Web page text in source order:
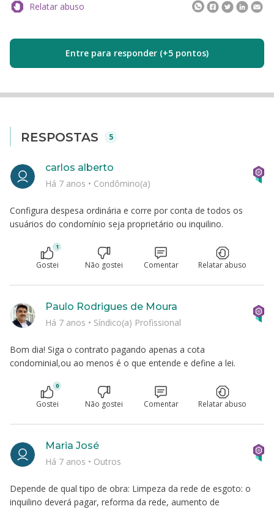
Relatar abuso
Entre para responder (+5 pontos)
RESPOSTAS 5
Configura despesa ordinária e corre por conta de todos os
usuários do condomínio seja proprietário ou inquilino.
carlos alberto
Há 7 anos • Condômino(a)
1
Gostei Não gostei Comentar Relatar abuso
Bom dia! Siga o contrato pagando apenas a cota
condominial,ou ao menos é o que entende e define a lei.
Paulo Rodrigues de Moura
Há 7 anos • Síndico(a) Profissional
0
Gostei Não gostei Comentar Relatar abuso
Depende de qual tipo de obra: Limpeza da rede de esgoto: o
inquilino deverá pagar, reforma da rede, aumento de
Maria José
Há 7 anos • Outros